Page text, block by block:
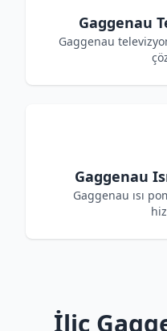
Gaggenau
Gaggenau
Gaggenau
Gaggenau ısı
İliç